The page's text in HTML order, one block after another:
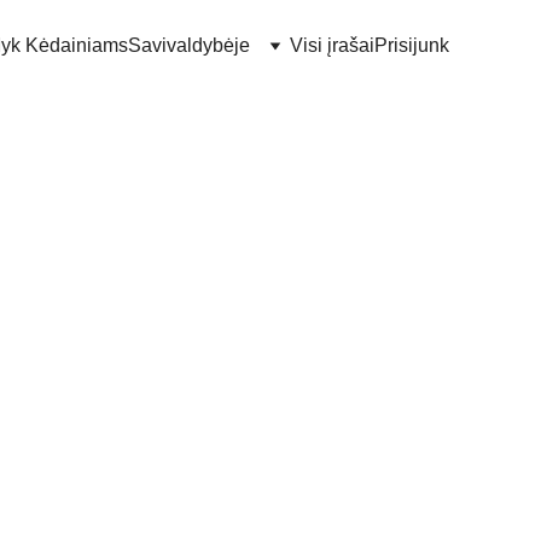
KėdainiamsSavivaldybėje Visi įrašaiPrisijunk